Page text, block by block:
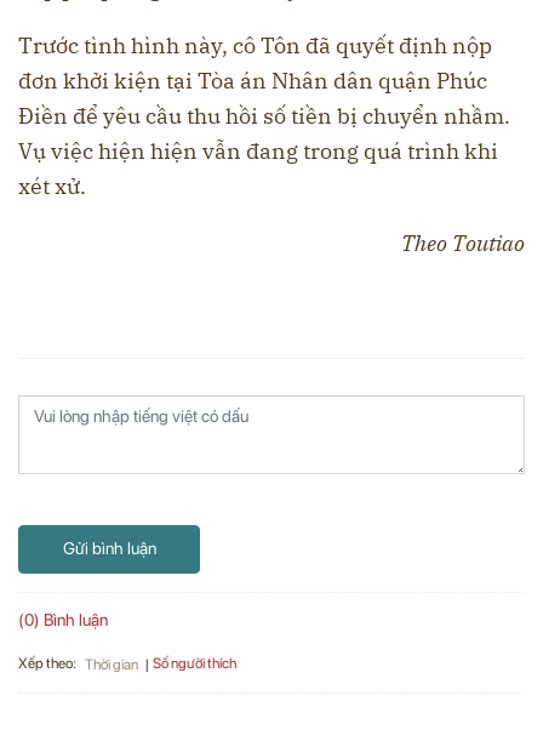
Trước tình hình này, cô Tôn đã quyết định nộp
đơn khởi kiện tại Tòa án Nhân dân quận Phúc
Điền để yêu cầu thu hồi số tiền bị chuyển nhầm.
Vụ việc hiện hiện vẫn đang trong quá trình khi
xét xử.
Theo Toutiao
Gửi bình luận
(0) Bình luận
Xếp theo: Thời gian Số người thích